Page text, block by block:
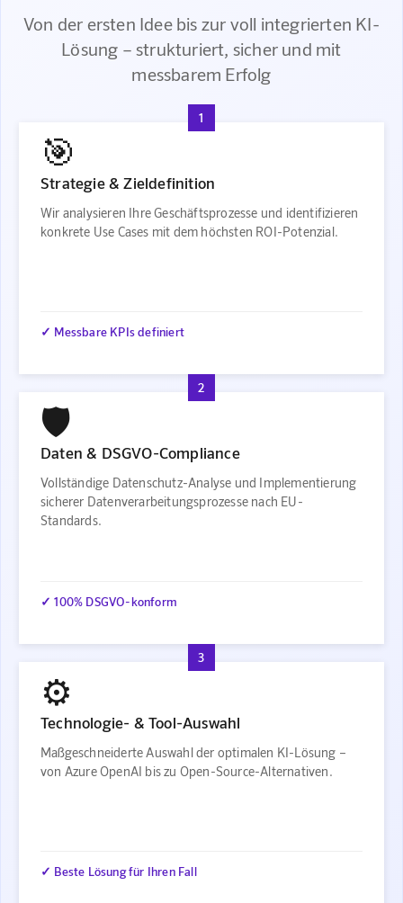
Von der ersten Idee bis zur voll integrierten KI-
Lösung – strukturiert, sicher und mit
messbarem Erfolg
1
🎯
Strategie & Zieldefinition
Wir analysieren Ihre Geschäftsprozesse und identifizieren
konkrete Use Cases mit dem höchsten ROI-Potenzial.
✓ Messbare KPIs definiert
2
🛡️
Daten & DSGVO-Compliance
Vollständige Datenschutz-Analyse und Implementierung
sicherer Datenverarbeitungsprozesse nach EU-
Standards.
✓ 100% DSGVO-konform
3
⚙️
Technologie- & Tool-Auswahl
Maßgeschneiderte Auswahl der optimalen KI-Lösung –
von Azure OpenAI bis zu Open-Source-Alternativen.
✓ Beste Lösung für Ihren Fall